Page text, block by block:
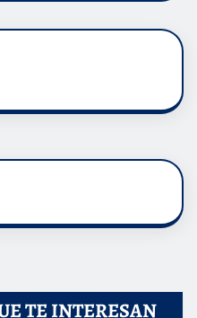
TE INTERESAN